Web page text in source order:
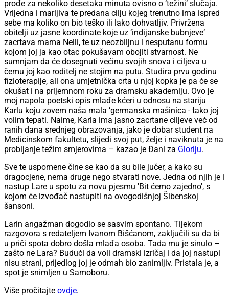
prođe za nekoliko desetaka minuta ovisno o ‘težini‘ slučaja.
Vrijedna i marljiva te predana cilju kojeg trenutno ima ispred
sebe ma koliko on bio teško ili lako dohvatljiv. Privržena
obitelji uz jasne koordinate koje uz ‘indijanske bubnjeve‘
zacrtava mama Nelli, te uz neozbiljnu i nesputanu formu
kojom joj ja kao otac pokušavam obojiti stvarnost. Ne
sumnjam da će dosegnuti većinu svojih snova i ciljeva u
čemu joj kao roditelj ne stojim na putu. Studira prvu godinu
fizioterapije, ali ona umjetnička crta u njoj kopka je pa će se
okušat i na prijemnom roku za dramsku akademiju. Ovo je
moj napola poetski opis mlađe kćeri u odnosu na stariju
Karlu koju zovem naša mala ‘germanska mašinica - tako joj
volim tepati. Naime, Karla ima jasno zacrtane ciljeve već od
ranih dana srednjeg obrazovanja, jako je dobar student na
Medicinskom fakultetu, slijedi svoj put, želje i naviknuta je na
probijanje težim smjerovima – kazao je Đani za Gloriju.
Sve te uspomene čine se kao da su bile jučer, a kako su
dragocjene, nema druge nego stvarati nove. Jedna od njih je i
nastup Lare u spotu za novu pjesmu 'Bit ćemo zajedno', s
kojom će izvođač nastupiti na ovogodišnjoj Šibenskoj
šansoni.
Larin angažman dogodio se sasvim spontano. Tijekom
razgovora s redateljem Ivanom Bišćanom, zaključili su da bi
u priči spota dobro došla mlađa osoba. Tada mu je sinulo –
zašto ne Lara? Budući da voli dramski izričaj i da joj nastupi
nisu strani, prijedlog joj je odmah bio zanimljiv. Pristala je, a
spot je snimljen u Samoboru.
Više pročitajte ovdje.